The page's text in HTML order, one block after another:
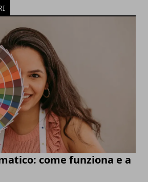
come funziona e a